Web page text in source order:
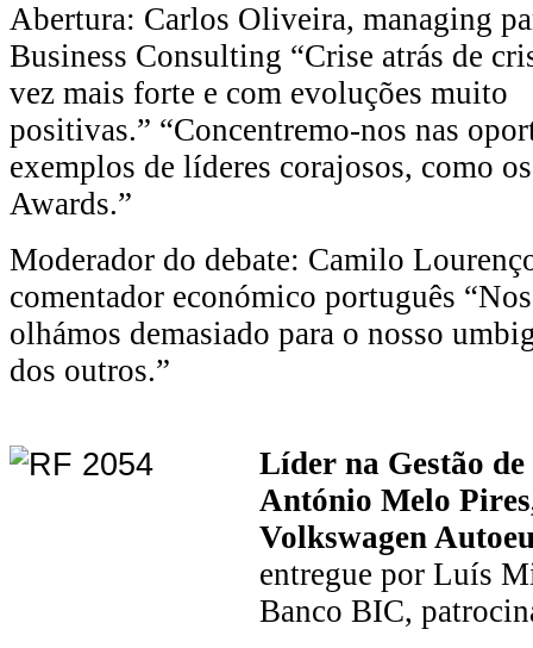
Abertura: Carlos Oliveira, managing
Business Consulting “Crise atrás de
vez mais forte e com evoluções muito
positivas.” “Concentremo-nos nas
exemplos de líderes corajosos, como
Awards.”
Moderador do debate: Camilo
comentador económico português
olhámos demasiado para o nosso
dos outros.”
Líder na Gestão
António Melo
Volkswagen
entregue por Luís
Banco BIC,